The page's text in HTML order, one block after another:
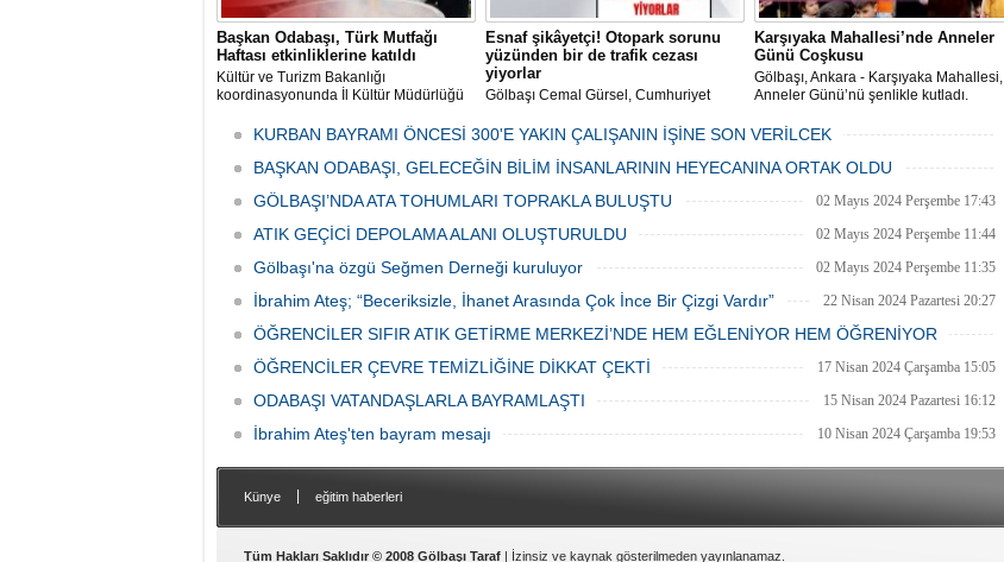
Başkan Odabaşı, Türk Mutfağı
Haftası etkinliklerine katıldı
Kültür ve Turizm Bakanlığı
koordinasyonunda İl Kültür Müdürlüğü
Haftası" etkinlikleri Ankara'da devam
Esnaf şikâyetçi! Otopark sorunu
yüzünden bir de trafik cezası
yiyorlar
Gölbaşı Cemal Gürsel, Cumhuriyet
bulunan esnaf ve alışverişe gelen
vatandaşlar park cezaları yüzünden
canından bezdi.
Karşıyaka Mahallesi’nde Anneler
Günü Coşkusu
Gölbaşı, Ankara - Karşıyaka Mahallesi,
Anneler Günü’nü şenlikle kutladı.
öncülüğünde düzenlenen 1. Karşıyaka
KURBAN BAYRAMI ÖNCESİ 300'E YAKIN ÇALIŞANIN İŞİNE SON VERİLCEK
06 Mayıs 2024 Pazartesi 15:47
BAŞKAN ODABAŞI, GELECEĞİN BİLİM İNSANLARININ HEYECANINA ORTAK OLDU
06 Mayıs 2024 Pazartesi 15:31
GÖLBAŞI’NDA ATA TOHUMLARI TOPRAKLA BULUŞTU 02 Mayıs 2024 Perşembe 17:43
ATIK GEÇİCİ DEPOLAMA ALANI OLUŞTURULDU 02 Mayıs 2024 Perşembe 11:44
Gölbaşı'na özgü Seğmen Derneği kuruluyor 02 Mayıs 2024 Perşembe 11:35
İbrahim Ateş; “Beceriksizle, İhanet Arasında Çok İnce Bir Çizgi Vardır” 22 Nisan 2024 Pazartesi 20:27
ÖĞRENCİLER SIFIR ATIK GETİRME MERKEZİ’NDE HEM EĞLENİYOR HEM ÖĞRENİYOR
20 Nisan 2024 Cumartesi 15:26
ÖĞRENCİLER ÇEVRE TEMİZLİĞİNE DİKKAT ÇEKTİ 17 Nisan 2024 Çarşamba 15:05
ODABAŞI VATANDAŞLARLA BAYRAMLAŞTI 15 Nisan 2024 Pazartesi 16:12
İbrahim Ateş'ten bayram mesajı 10 Nisan 2024 Çarşamba 19:53
Künye eğitim haberleri
Tüm Hakları Saklıdır © 2008 Gölbaşı Taraf | İzinsiz ve kaynak gösterilmeden yayınlanamaz.